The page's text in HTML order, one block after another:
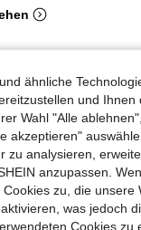
ähnliche
und
Wahl "Alle
akzeptieren"
zu analysieren,
anzupassen.
zu, die
was jedoch
Cookies